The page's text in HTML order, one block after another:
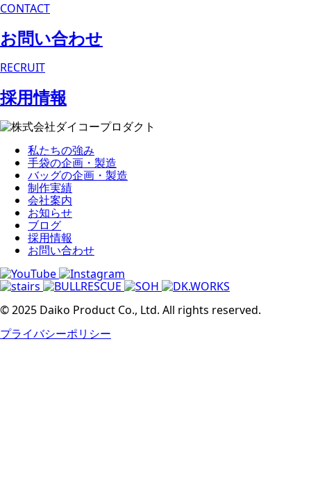
CONTACT
お問い合わせ
RECRUIT
採用情報
私たちの強み
手袋の企画・製造
バッグの企画・製造
制作実績
会社案内
お知らせ
ブログ
採用情報
お問い合わせ
© 2025 Daiko Product Co., Ltd. All rights reserved.
プライバシーポリシー